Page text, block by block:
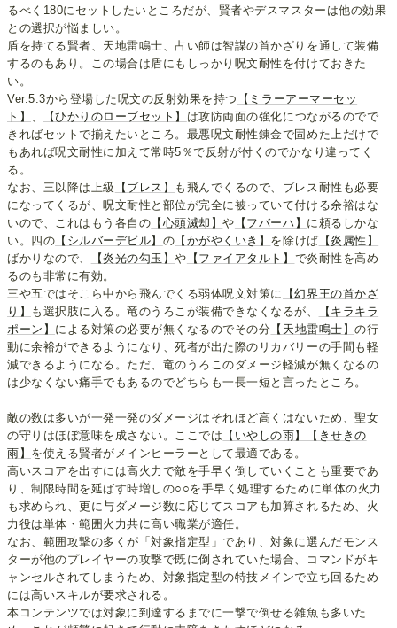
るべく180にセットしたいところだが、賢者やデスマスターは他の効果
との選択が悩ましい。
盾を持てる賢者、天地雷鳴士、占い師は智謀の首かざりを通して装備
するのもあり。この場合は盾にもしっかり呪文耐性を付けておきた
い。
Ver.5.3から登場した呪文の反射効果を持つ
【ミラーアーマーセッ
ト】
【ひかりのローブセット】 は攻防両面の強化につながるのでで
きればセットで揃えたいところ。最悪呪文耐性錬金で固めた上だけで
もあれば呪文耐性に加えて常時5％で反射が付くのでかなり違ってく
る。
なお、三以降は上級
【ブレス】
も飛んでくるので、ブレス耐性も必要
になってくるが、呪文耐性と部位が完全に被っていて付ける余裕はな
いので、これはもう各自の 【心頭滅却】や 【フバーハ】 に頼るしかな
い。四の 【シルバーデビル】 の 【かがやくいき】 を除けば 【炎属性】
ばかりなので、
【炎光の勾玉】や 【ファイアタルト】 で炎耐性を高め
るのも非常に有効。
三や五ではそこら中から飛んでくる弱体呪文対策に
【幻界王の首かざ
り】
も選択肢に入る。竜のうろこが装備できなくなるが、
【キラキラ
ポーン】 による対策の必要が無くなるのでその分 【天地雷鳴士】の行
動に余裕ができるようになり、死者が出た際のリカバリーの手間も軽
減できるようになる。ただ、竜のうろこのダメージ軽減が無くなるの
は少なくない痛手でもあるのでどちらも一長一短と言ったところ。
敵の数は多いが一発一発のダメージはそれほど高くはないため、聖女
の守りはほぼ意味を成さない。ここでは 【いやしの雨】
【きせきの
雨】 を使える賢者がメインヒーラーとして最適である。
高いスコアを出すには高火力で敵を手早く倒していくことも重要であ
り、制限時間を延ばす時増しの○○を手早く処理するために単体の火力
も求められ、更に与ダメージ数に応じてスコアも加算されるため、火
力役は単体・範囲火力共に高い職業が適任。
なお、範囲攻撃の多くが「対象指定型」であり、対象に選んだモンス
ターが他のプレイヤーの攻撃で既に倒されていた場合、コマンドがキ
ャンセルされてしまうため、対象指定型の特技メインで立ち回るため
には高いスキルが要求される。
本コンテンツでは対象に到達するまでに一撃で倒せる雑魚も多いた